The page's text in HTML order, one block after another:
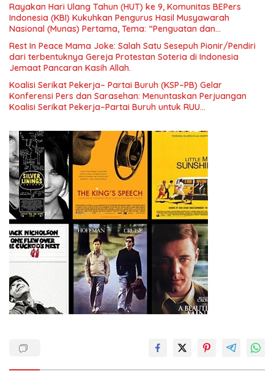
Rayakan Hari Ulang Tahun (HUT) ke 9, Komunitas BEPers
Indonesia (KBI) Kukuhkan Pengurus Hasil Musyawarah
Nasional (Munas) Pertama, Tema: “Penguatan dan
Pengembangan Organisasi KBI yang Berbasis Riset di seluruh
Indonesia dan Mancanegara”.
Rest In Peace Mama Joke: Salah Satu Sesepuh Pionir/Pendiri
dari terbentuknya Gereja Protestan Soteria di Indonesia
Jemaat Pancaran Kasih Allah.
Koalisi Serikat Pekerja– Partai Buruh (KSP–PB) Gelar
Konferensi Pers dan Sarasehan: Menuntaskan Perjuangan
Koalisi Serikat Pekerja–Partai Buruh untuk RUU